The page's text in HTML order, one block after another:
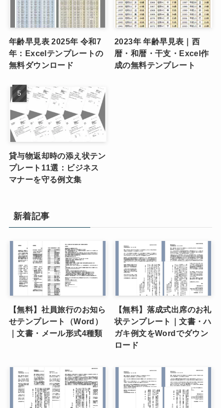
年齢早見表 2025年 令和7
年：Excelテンプレートの
無料ダウンロード
2023年 年齢早見表｜西
暦・和暦・干支・Excel作
成の無料テンプレート
貸与物返却時の添え状テン
プレート11選：ビジネス
マナーを守る例文集
新着記事
【無料】社員旅行のお知ら
せテンプレート（Word）
｜文書・メール形式4種類
【無料】落成式出席のお礼
状テンプレート｜文書・ハ
ガキ例文をWordでダウン
ロード